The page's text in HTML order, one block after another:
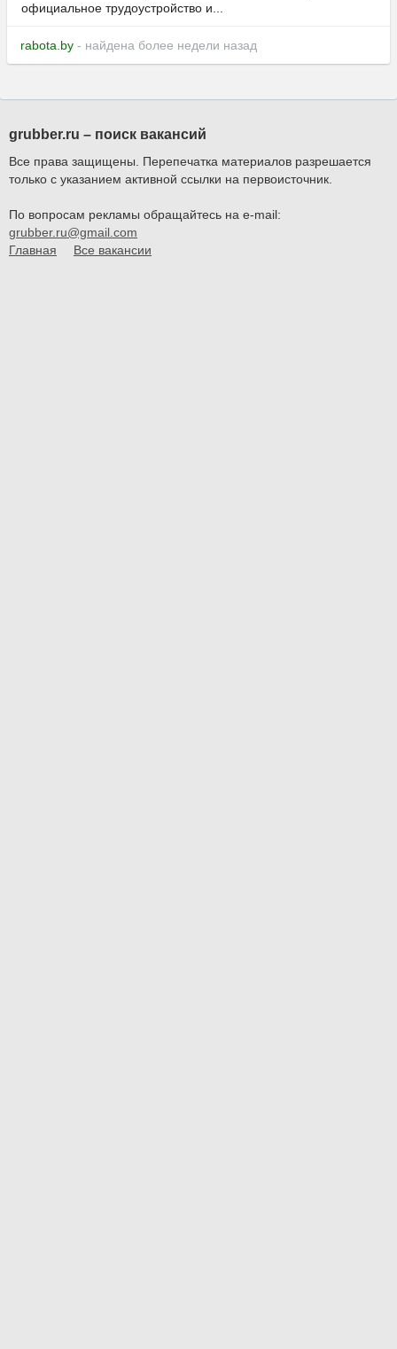
официальное трудоустройство и...
rabota.by - найдена более недели назад
grubber.ru – поиск вакансий
Все права защищены. Перепечатка материалов разрешается
только с указанием активной ссылки на первоисточник.
По вопросам рекламы обращайтесь на e-mail:
grubber.ru@gmail.com
Главная
Все вакансии